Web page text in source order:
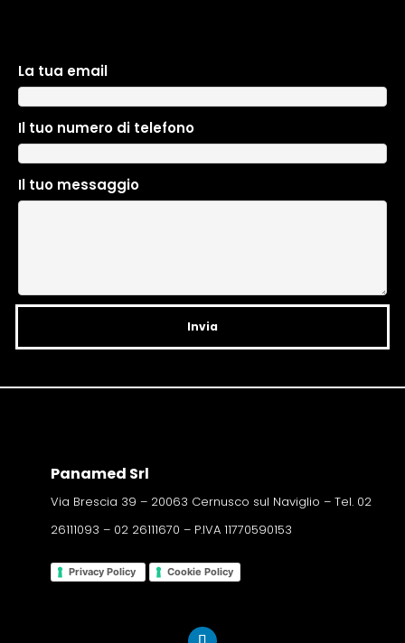
La tua email
Il tuo numero di telefono
Il tuo messaggio
A
l
t
e
n
a
:
Panamed Srl
Via Brescia 39 – 20063 Cernusco sul Naviglio – Tel. 02
26111093 – 02 26111670 – P.IVA 11770590153
Privacy Policy Cookie Policy